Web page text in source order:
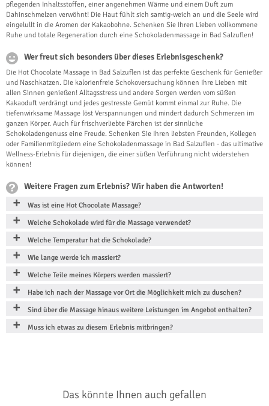
pflegenden Inhaltsstoffen, einer angenehmen Wärme und einem Duft zum
Dahinschmelzen verwöhnt! Die Haut fühlt sich samtig-weich an und die Seele wird
eingelullt in die Aromen der Kakaobohne. Schenken Sie Ihren Lieben vollkommene
Ruhe und totale Regeneration durch eine Schokoladenmassage in Bad Salzuflen!
Wer freut sich besonders über dieses Erlebnisgeschenk?
Die Hot Chocolate Massage in Bad Salzuflen ist das perfekte Geschenk für Genießer
und Naschkatzen. Die kalorienfreie Schokoversuchung können Ihre Lieben mit
allen Sinnen genießen! Alltagsstress und andere Sorgen werden vom süßen
Kakaoduft verdrängt und jedes gestresste Gemüt kommt einmal zur Ruhe. Die
tiefenwirksame Massage löst Verspannungen und mindert dadurch Schmerzen im
ganzen Körper. Auch für frischverliebte Pärchen ist der sinnliche
Schokoladengenuss eine Freude. Schenken Sie Ihren liebsten Freunden, Kollegen
oder Familienmitgliedern eine Schokoladenmassage in Bad Salzuflen - das ultimative
Wellness-Erlebnis für diejenigen, die einer süßen Verführung nicht widerstehen
können!
Weitere Fragen zum Erlebnis? Wir haben die Antworten!
Was ist eine Hot Chocolate Massage?
Welche Schokolade wird für die Massage verwendet?
Welche Temperatur hat die Schokolade?
Wie lange werde ich massiert?
Welche Teile meines Körpers werden massiert?
Habe ich nach der Massage vor Ort die Möglichkeit mich zu duschen?
Sind über die Massage hinaus weitere Leistungen im Angebot enthalten?
Muss ich etwas zu diesem Erlebnis mitbringen?
Das könnte Ihnen auch gefallen